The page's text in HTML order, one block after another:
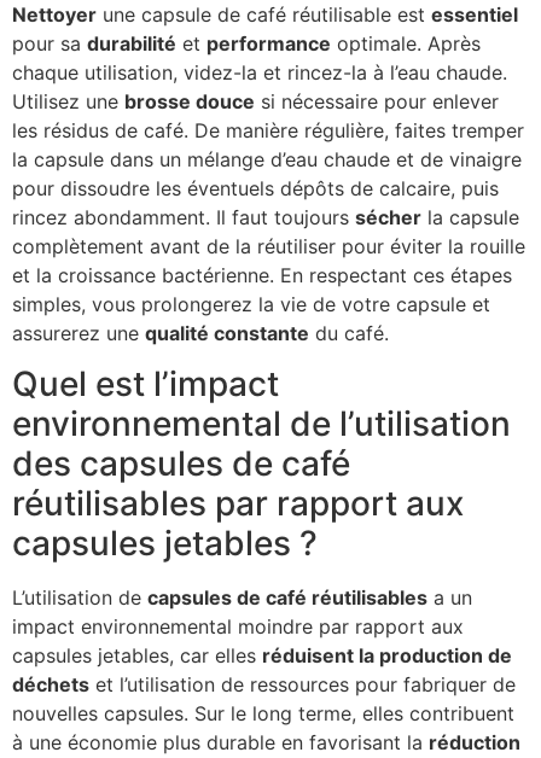
Nettoyer une capsule de café réutilisable est essentiel
pour sa durabilité et performance optimale. Après
chaque utilisation, videz-la et rincez-la à l’eau chaude.
Utilisez une brosse douce si nécessaire pour enlever
les résidus de café. De manière régulière, faites tremper
la capsule dans un mélange d’eau chaude et de vinaigre
pour dissoudre les éventuels dépôts de calcaire, puis
rincez abondamment. Il faut toujours sécher la capsule
complètement avant de la réutiliser pour éviter la rouille
et la croissance bactérienne. En respectant ces étapes
simples, vous prolongerez la vie de votre capsule et
assurerez une qualité constante du café.
Quel est l’impact
environnemental de l’utilisation
des capsules de café
réutilisables par rapport aux
capsules jetables ?
L’utilisation de capsules de café réutilisables a un
impact environnemental moindre par rapport aux
capsules jetables, car elles réduisent la production de
déchets et l’utilisation de ressources pour fabriquer de
nouvelles capsules. Sur le long terme, elles contribuent
à une économie plus durable en favorisant la réduction